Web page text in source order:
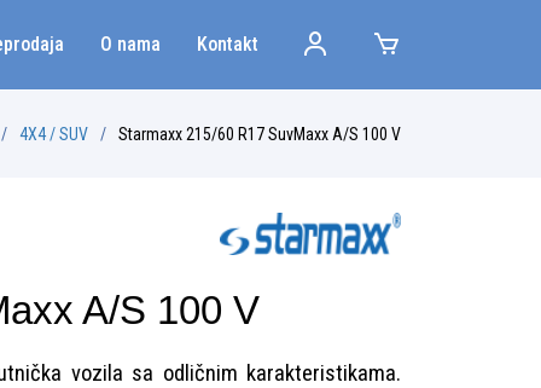
O nama Kontakt
4X4 / SUV Starmaxx 215/60 R17 SuvMaxx A/S 100 V
A/S 100 V
vozila sa odličnim karakteristikama.